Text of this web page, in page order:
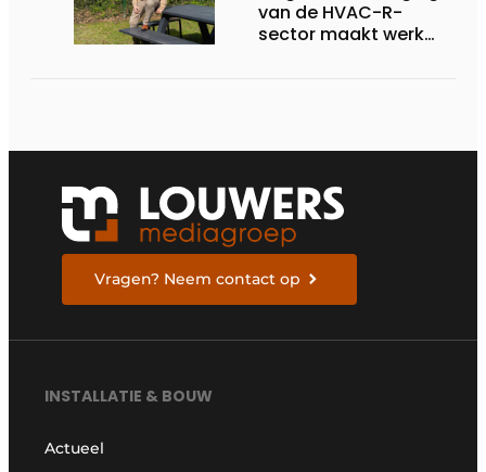
van de HVAC-R-
sector maakt werk
Vragen? Neem contact op
INSTALLATIE & BOUW
Actueel